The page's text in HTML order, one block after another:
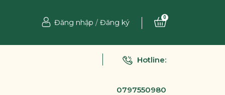
Đăng nhập / Đăng ký
0
Hotline:
0797550980